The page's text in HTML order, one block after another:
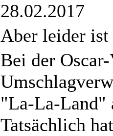
28.02.2017
Aber leider
Bei der
"La-La-Land"
Tatsächlich